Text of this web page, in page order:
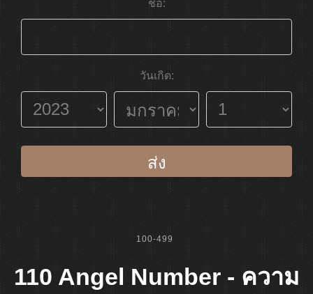
ชื่อ:
วันเกิด:
ส่ง
100-499
110 Angel Number - ความ